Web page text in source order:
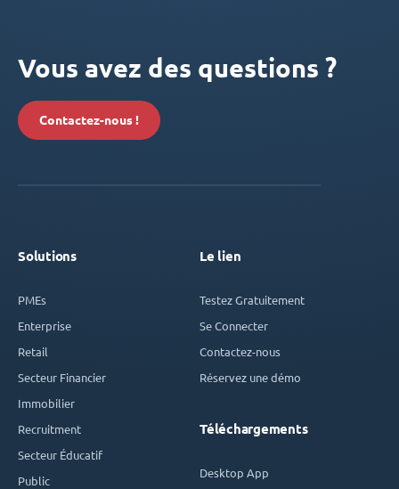
Vous avez des questions ?
Contactez-nous !
Solutions
PMEs
Enterprise
Retail
Secteur Financier
Immobilier
Recruitment
Secteur Éducatif
Public
Le lien
Testez Gratuitement
Se Connecter
Contactez-nous
Réservez une démo
Téléchargements
Desktop App